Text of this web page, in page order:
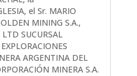
el Sr. MARIO
MINING S.A.,
SUCURSAL
ARGENTINA DEL
MINERA S.A.